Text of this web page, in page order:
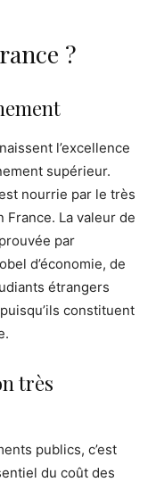
?
l’excellence
supérieur.
nourrie par le très
France. La valeur de
par
d’économie, de
étrangers
constituent
très
publics, c’est
du coût des